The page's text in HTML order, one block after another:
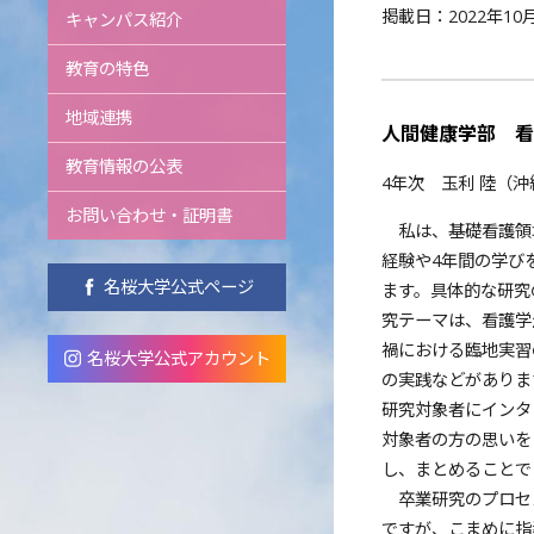
キャンパス紹介
教育の特色
地域連携
教育情報の公表
お問い合わせ・証明書
名桜大学公式ページ
名桜大学公式アカウント
掲載日：2022年10
人間健康学部
4年次 玉利 陸（沖
私は、基礎看護領
経験や4年間の学び
ます。具体的な研
究テーマは、看護
禍における臨地実
の実践などがあり
研究対象者にイン
対象者の方の思い
し、まとめること
卒業研究のプロセ
ですが、こまめに